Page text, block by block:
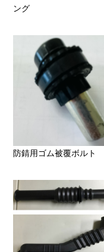
ング
防錆用ゴム被覆ボルト